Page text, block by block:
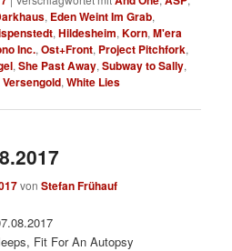
, Eden Weint Im Grab,
,Hildesheim,Korn,M'era
Inc.,Ost+Front, Project Pitchfork,
,She Past Away,Subway to Sally,
Versengold,White Lies
vonStefan Frühauf
Fit For An Autopsy